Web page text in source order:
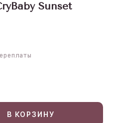
Sunset
В КОРЗИНУ